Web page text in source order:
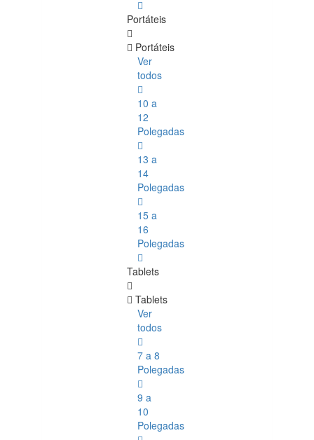
Portáteis
Portáteis
Ver
todos
10 a
12
Polegadas
13 a
14
Polegadas
15 a
16
Polegadas
Tablets
Tablets
Ver
todos
7 a 8
Polegadas
9 a
10
Polegadas